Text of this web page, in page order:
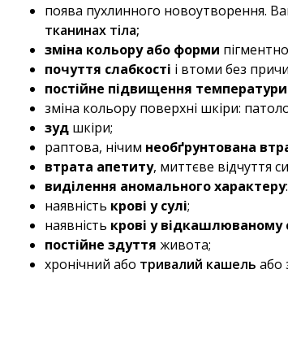
поява пухлинного новоутворення.
тканинах тіла;
зміна кольору або форми
почуття слабкості і втоми без
постійне підвищення температури
зміна кольору поверхні шкіри:
зуд шкіри;
раптова, нічим необґрунтована
втрата апетиту, миттєве відчуття
виділення аномального характеру
наявність крові у сулі;
наявність крові у відкашлюваному
постійне здуття живота;
хронічний або тривалий кашель або